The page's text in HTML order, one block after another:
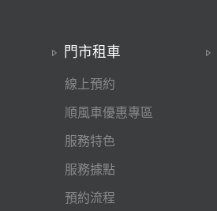
門市租車
線上預約
順風車優惠專區
服務特色
服務據點
預約流程